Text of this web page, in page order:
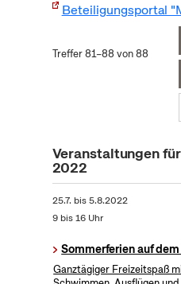
Beteiligungsportal
Treffer 81–88 von 88
Veranstaltungen
2022
25.7. bis5.8.2022
9 bis 16 Uhr
Sommerferien auf
Ganztägiger Freizeitspaß